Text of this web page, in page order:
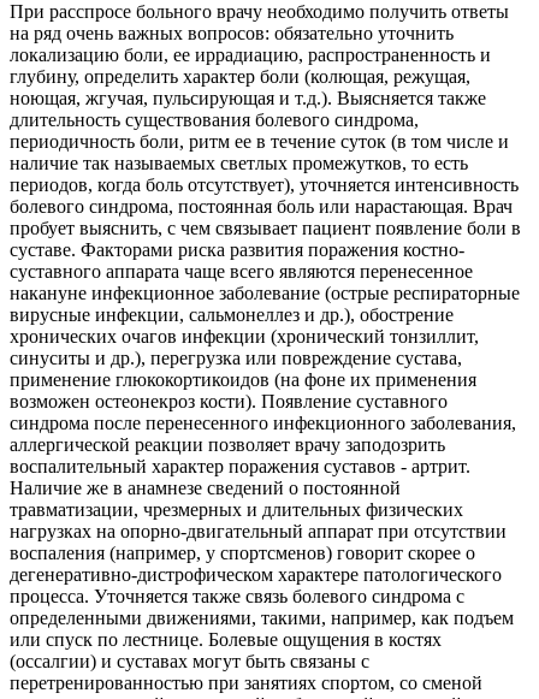
При расспросе больного врачу необходимо получить ответы
на ряд очень важных вопросов: обязательно уточнить
локализацию боли, ее иррадиацию, распространенность и
глубину, определить характер боли (колющая, режущая,
ноющая, жгучая, пульсирующая и т.д.). Выясняется также
длительность существования болевого синдрома,
периодичность боли, ритм ее в течение суток (в том числе и
наличие так называемых светлых промежутков, то есть
периодов, когда боль отсутствует), уточняется интенсивность
болевого синдрома, постоянная боль или нарастающая. Врач
пробует выяснить, с чем связывает пациент появление боли в
суставе. Факторами риска развития поражения костно-
суставного аппарата чаще всего являются перенесенное
накануне инфекционное заболевание (острые респираторные
вирусные инфекции, сальмонеллез и др.), обострение
хронических очагов инфекции (хронический тонзиллит,
синуситы и др.), перегрузка или повреждение сустава,
применение глюкокортикоидов (на фоне их применения
возможен остеонекроз кости). Появление суставного
синдрома после перенесенного инфекционного заболевания,
аллергической реакции позволяет врачу заподозрить
воспалительный характер поражения суставов - артрит.
Наличие же в анамнезе сведений о постоянной
травматизации, чрезмерных и длительных физических
нагрузках на опорно-двигательный аппарат при отсутствии
воспаления (например, у спортсменов) говорит скорее о
дегенеративно-дистрофическом характере патологического
процесса. Уточняется также связь болевого синдрома с
определенными движениями, такими, например, как подъем
или спуск по лестнице. Болевые ощущения в костях
(оссалгии) и суставах могут быть связаны с
перетренированностью при занятиях спортом, со сменой